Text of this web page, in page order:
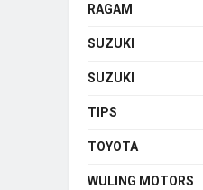
RAGAM
SUZUKI
SUZUKI
TIPS
TOYOTA
WULING MOTORS